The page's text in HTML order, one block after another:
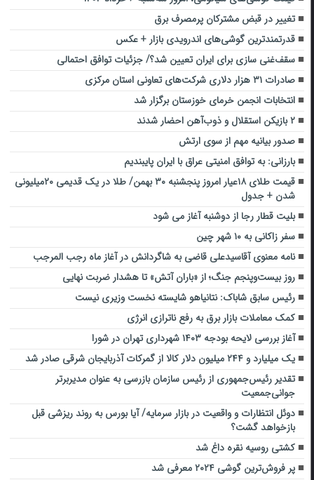
تغییر در قبض مشترکان پرمصرف برق
قدرتمندترین گوشی‌های اندرویدی بازار + عکس
سقف‌غنی سازی برای ایران تعیین شد؟/ جزئیات توافق احتمالی
صادرات ۳۱ هزار دلاری شرکت‌های تعاونی استان مرکزی
انتخابات انجمن خرمای خوزستان برگزار شد
۲ بازیکن استقلال و ذوب‌آهن احضار شدند
صدور بیانیه مهم از سوی ارتش
بارزانی: به توافق امنیتی عراق با ایران پایبندیم
قیمت طلای ۱۸عیار امروز پنجشنبه ۳۰ بهمن/ طلا در یک قدیمی ۲۰میلیونی
شدن + جدول
بلیت قطار رجا از دوشنبه آغاز می شود
سفر زاکانی به ۱۰ شهر چین
نامه معنوی آقاسیدعلی قاضی به شاگردانش در آغاز ماه رجب المرجب
روز بیست‌وپنجم جنگ؛ از «باران آتش» تا هشدار ضربت نهایی
رئیس سابق شاباک: نتانیاهو شایسته نخست وزیری نیست
کمک معاملات بازار برق به رفع ناترازی انرژی
آغاز بررسی لایحه بودجه ۱۴۰۳ شهرداری تهران در شورا
یک میلیارد و ۲۴۴ میلیون دلار کالا از گمرکات آذربایجان شرقی صادر شد
تقدیر رئیس‌جمهوری از رئیس سازمان بازرسی به عنوان مدیربرتر
جوانی‌جمعیت
دوئل انتظارات و واقعیت در بازار سرمایه/ آیا بورس به روند ریزشی قبل
بازخواهد گشت؟
کشتی روسیه نقره داغ شد
پر فروش‌ترین گوشی ۲۰۲۴ معرفی شد